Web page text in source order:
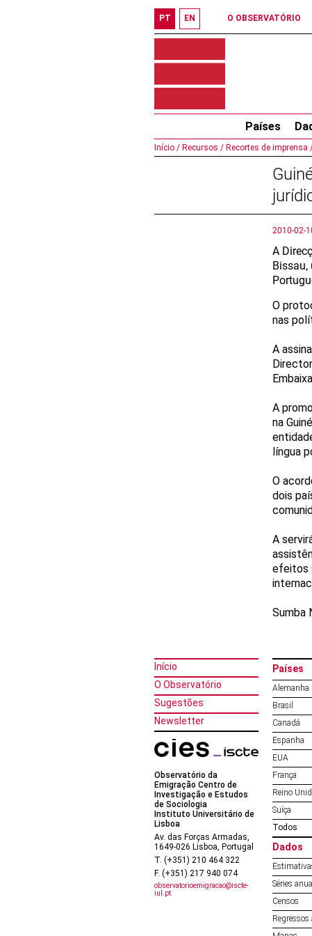
PT EN O OBSERVATÓRIO
Países
Início / Recursos / Recortes de imprensa
2010-02-
A
Bissau,
O
nas
A
A
na
língua
O
dois
A
efeitos
Sumba
Início
O Observatório
Sugestões
Newsletter
Observatório da
Emigração Centro de
Investigação e Estudos
de Sociologia
Instituto Universitário de
Lisboa
Av. das Forças Armadas,
1649-026 Lisboa, Portugal
T. (+351) 210 464 322
F. (+351) 217 940 074
observatorioemigracao@iscte-
iul.pt
Países
Alemanha
Brasil
Canadá
Espanha
EUA
França
Reino
Suíça
Todos
Dados
Séries
Censos
Regressos